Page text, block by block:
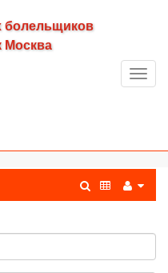
болельщиков
Москва